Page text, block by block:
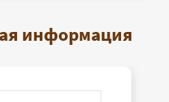
информация